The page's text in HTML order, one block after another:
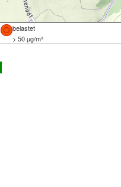
belastet
> 50 µg/m³